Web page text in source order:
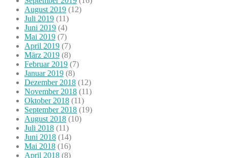
August 2019 (12)
Juli 2019 (11)
Juni 2019 (4)
Mai 2019 (7)
April 2019 (7)
März 2019 (8)
Februar 2019 (7)
Januar 2019 (8)
Dezember 2018 (12)
November 2018 (11)
Oktober 2018 (11)
September 2018 (19)
August 2018 (10)
Juli 2018 (11)
Juni 2018 (14)
Mai 2018 (16)
April 2018 (8)